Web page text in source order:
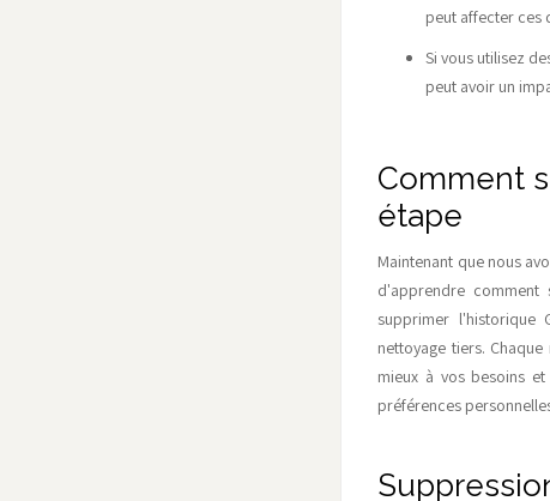
peut affecter ces
Si vous utilisez
peut avoir un
Comment
étape
Maintenant que nous
d'apprendre comment
supprimer l'historique
nettoyage tiers.
mieux à vos besoins
préférences